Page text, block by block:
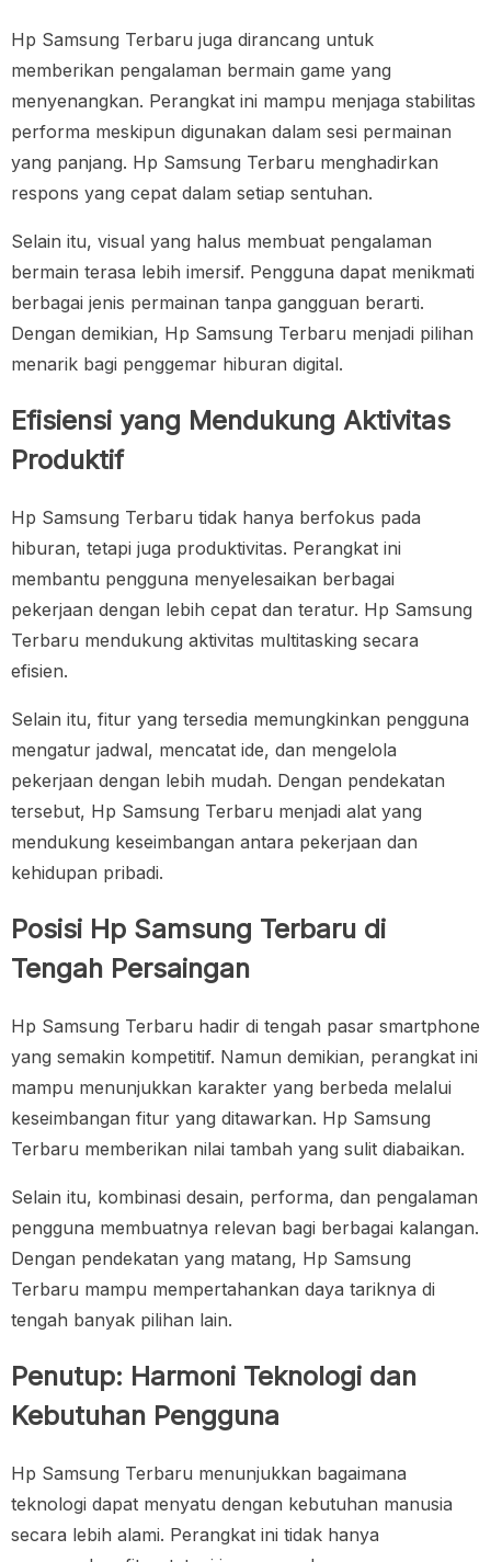
Hp Samsung Terbaru juga dirancang untuk
memberikan pengalaman bermain game yang
menyenangkan. Perangkat ini mampu menjaga stabilitas
performa meskipun digunakan dalam sesi permainan
yang panjang. Hp Samsung Terbaru menghadirkan
respons yang cepat dalam setiap sentuhan.
Selain itu, visual yang halus membuat pengalaman
bermain terasa lebih imersif. Pengguna dapat menikmati
berbagai jenis permainan tanpa gangguan berarti.
Dengan demikian, Hp Samsung Terbaru menjadi pilihan
menarik bagi penggemar hiburan digital.
Efisiensi yang Mendukung Aktivitas
Produktif
Hp Samsung Terbaru tidak hanya berfokus pada
hiburan, tetapi juga produktivitas. Perangkat ini
membantu pengguna menyelesaikan berbagai
pekerjaan dengan lebih cepat dan teratur. Hp Samsung
Terbaru mendukung aktivitas multitasking secara
efisien.
Selain itu, fitur yang tersedia memungkinkan pengguna
mengatur jadwal, mencatat ide, dan mengelola
pekerjaan dengan lebih mudah. Dengan pendekatan
tersebut, Hp Samsung Terbaru menjadi alat yang
mendukung keseimbangan antara pekerjaan dan
kehidupan pribadi.
Posisi Hp Samsung Terbaru di
Tengah Persaingan
Hp Samsung Terbaru hadir di tengah pasar smartphone
yang semakin kompetitif. Namun demikian, perangkat ini
mampu menunjukkan karakter yang berbeda melalui
keseimbangan fitur yang ditawarkan. Hp Samsung
Terbaru memberikan nilai tambah yang sulit diabaikan.
Selain itu, kombinasi desain, performa, dan pengalaman
pengguna membuatnya relevan bagi berbagai kalangan.
Dengan pendekatan yang matang, Hp Samsung
Terbaru mampu mempertahankan daya tariknya di
tengah banyak pilihan lain.
Penutup: Harmoni Teknologi dan
Kebutuhan Pengguna
Hp Samsung Terbaru menunjukkan bagaimana
teknologi dapat menyatu dengan kebutuhan manusia
secara lebih alami. Perangkat ini tidak hanya